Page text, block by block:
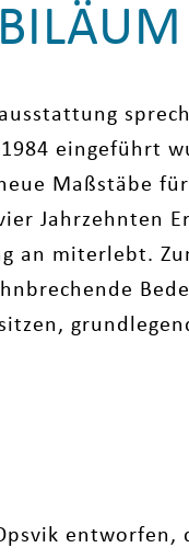
eingeführt
Maßstäbe für
Jahrzehnten
an miterlebt.
entworfen,